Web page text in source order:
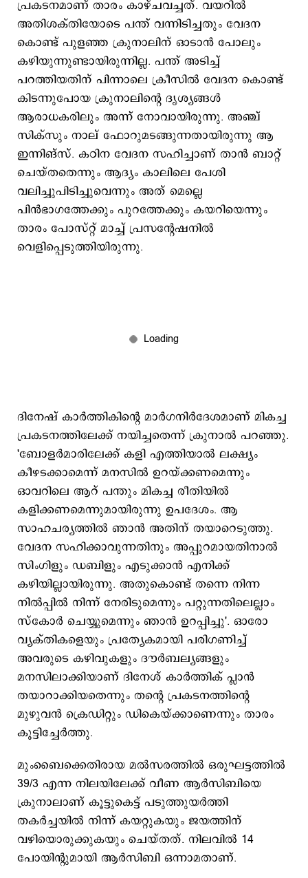
പ്രകടനമാണ് താരം കാഴ്ചവച്ചത്. വയറില്‍
അതിശക്തിയോടെ പന്ത് വന്നിടിച്ചതും വേദന
കൊണ്ട് പുളഞ്ഞ ക്രുനാലിന് ഓടാന്‍ പോലും
കഴിയുന്നുണ്ടായിരുന്നില്ല. പന്ത് അടിച്ച്
പറത്തിയതിന് പിന്നാലെ ക്രീസില്‍ വേദന കൊണ്ട്
കിടന്നുപോയ ക്രുനാലിന്‍റെ ദൃശ്യങ്ങള്‍
ആരാധകരിലും അന്ന് നോവായിരുന്നു. അഞ്ച്
സിക്സും നാല് ഫോറുമടങ്ങുന്നതായിരുന്നു ആ
ഇന്നിങ്സ്. കഠിന വേദന സഹിച്ചാണ് താന്‍ ബാറ്റ്
ചെയ്തതെന്നും ആദ്യം കാലിലെ പേശി
വലിച്ചുപിടിച്ചുവെന്നും അത് മെല്ലെ
പിന്‍ഭാഗത്തേക്കും പുറത്തേക്കും കയറിയെന്നും
താരം പോസ്റ്റ് മാച്ച് പ്രസന്‍റേഷനില്‍
വെളിപ്പെടുത്തിയിരുന്നു.
ദിനേഷ് കാര്‍ത്തികിന്‍റെ മാര്‍ഗനിര്‍ദേശമാണ് മികച്ച
പ്രകടനത്തിലേക്ക് നയിച്ചതെന്ന് ക്രുനാല്‍ പറഞ്ഞു.
'ബോളര്‍മാരിലേക്ക് കളി എത്തിയാല്‍ ലക്ഷ്യം
കീഴടക്കാമെന്ന് മനസില്‍ ഉറയ്ക്കണമെന്നും
ഓവറിലെ ആറ് പന്തും മികച്ച രീതിയില്‍
കളിക്കണമെന്നുമായിരുന്നു ഉപദേശം. ആ
സാഹചര്യത്തില്‍ ഞാന്‍ അതിന് തയാറെടുത്തു.
വേദന സഹിക്കാവുന്നതിനും അപ്പുറമായതിനാല്‍
സിംഗിളും ഡബിളും എടുക്കാന്‍ എനിക്ക്
കഴിയില്ലായിരുന്നു. അതുകൊണ്ട് തന്നെ നിന്ന
നില്‍പ്പില്‍ നിന്ന് നേരിടുമെന്നും പറ്റുന്നതിലെല്ലാം
സ്കോര്‍ ചെയ്യുമെന്നും ഞാന്‍ ഉറപ്പിച്ചു'. ഓരോ
വ്യക്തികളെയും പ്രത്യേകമായി പരിഗണിച്ച്
അവരുടെ കഴിവുകളും ദൗര്‍ബല്യങ്ങളും
മനസിലാക്കിയാണ് ദിനേശ് കാര്‍ത്തിക് പ്ലാന്‍
തയാറാക്കിയതെന്നും തന്‍റെ പ്രകടനത്തിന്‍റെ
മുഴുവന്‍ ക്രെഡിറ്റും ഡികെയ്ക്കാണെന്നും താരം
കൂട്ടിച്ചേര്‍ത്തു.
മുംബൈക്കെതിരായ മല്‍സരത്തില്‍ ഒരുഘട്ടത്തില്‍
39/3 എന്ന നിലയിലേക്ക് വീണ ആര്‍സിബിയെ
ക്രുനാലാണ് കൂട്ടുകെട്ട് പടുത്തുയര്‍ത്തി
തകര്‍ച്ചയില്‍ നിന്ന് കയറ്റുകയും ജയത്തിന്
വഴിയൊരുക്കുകയും ചെയ്തത്. നിലവില്‍ 14
പോയിന്‍റുമായി ആര്‍സിബി ഒന്നാമതാണ്.